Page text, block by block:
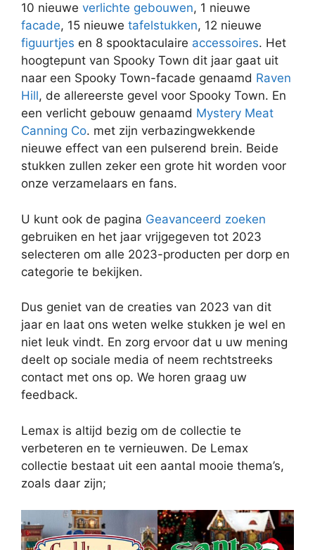
10 nieuwe verlichte gebouwen, 1 nieuwe
facade, 15 nieuwe tafelstukken, 12 nieuwe
figuurtjes en 8 spooktaculaire accessoires. Het
hoogtepunt van Spooky Town dit jaar gaat uit
naar een Spooky Town-facade genaamd Raven
Hill, de allereerste gevel voor Spooky Town. En
een verlicht gebouw genaamd Mystery Meat
Canning Co. met zijn verbazingwekkende
nieuwe effect van een pulserend brein. Beide
stukken zullen zeker een grote hit worden voor
onze verzamelaars en fans.
U kunt ook de pagina Geavanceerd zoeken
gebruiken en het jaar vrijgegeven tot 2023
selecteren om alle 2023-producten per dorp en
categorie te bekijken.
Dus geniet van de creaties van 2023 van dit
jaar en laat ons weten welke stukken je wel en
niet leuk vindt. En zorg ervoor dat u uw mening
deelt op sociale media of neem rechtstreeks
contact met ons op. We horen graag uw
feedback.
Lemax is altijd bezig om de collectie te
verbeteren en te vernieuwen. De Lemax
collectie bestaat uit een aantal mooie thema’s,
zoals daar zijn;